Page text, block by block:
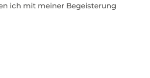
ich mit meiner Begeisterung